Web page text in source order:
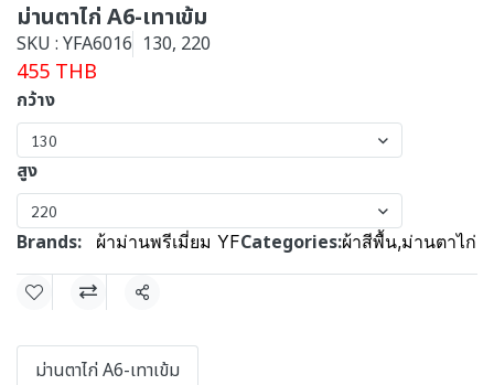
ม่านตาไก่ A6-เทาเข้ม
SKU : YFA6016 130, 220
455 THB
กว้าง
130
สูง
220
Brands: ผ้าม่านพรีเมี่ยม YFCategories:ผ้าสีพื้น,ม่านตาไก่
Share
ม่านตาไก่ A6-เทาเข้ม